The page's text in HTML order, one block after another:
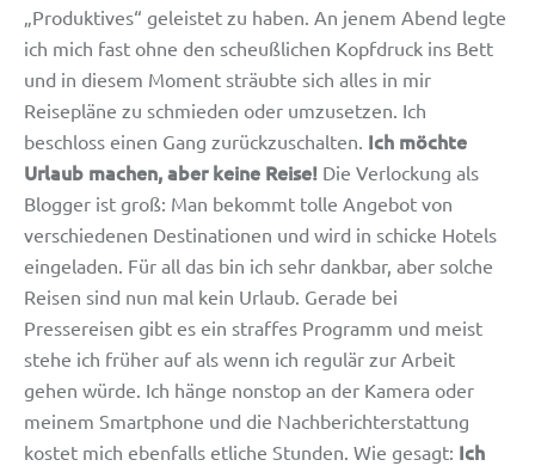
„Produktives“ geleistet zu haben. An jenem Abend legte
ich mich fast ohne den scheußlichen Kopfdruck ins Bett
und in diesem Moment sträubte sich alles in mir
Reisepläne zu schmieden oder umzusetzen. Ich
beschloss einen Gang zurückzuschalten. Ich möchte
Urlaub machen, aber keine Reise! Die Verlockung als
Blogger ist groß: Man bekommt tolle Angebot von
verschiedenen Destinationen und wird in schicke Hotels
eingeladen. Für all das bin ich sehr dankbar, aber solche
Reisen sind nun mal kein Urlaub. Gerade bei
Pressereisen gibt es ein straffes Programm und meist
stehe ich früher auf als wenn ich regulär zur Arbeit
gehen würde. Ich hänge nonstop an der Kamera oder
meinem Smartphone und die Nachberichterstattung
kostet mich ebenfalls etliche Stunden. Wie gesagt: Ich